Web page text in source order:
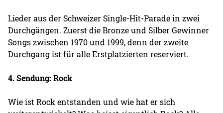
Lieder aus der Schweizer Single-Hit-Parade in zwei
Durchgängen. Zuerst die Bronze und Silber Gewinner
Songs zwischen 1970 und 1999, denn der zweite
Durchgang ist für alle Erstplatzierten reserviert.
4. Sendung: Rock
Wie ist Rock entstanden und wie hat er sich